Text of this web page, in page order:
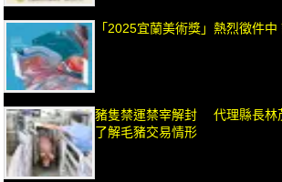
「2025宜蘭美術獎」熱烈徵件
豬隻禁運禁宰解封 代理縣長林
了解毛豬交易情形